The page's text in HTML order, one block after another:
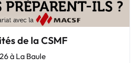
de la CSMF
à La Baule